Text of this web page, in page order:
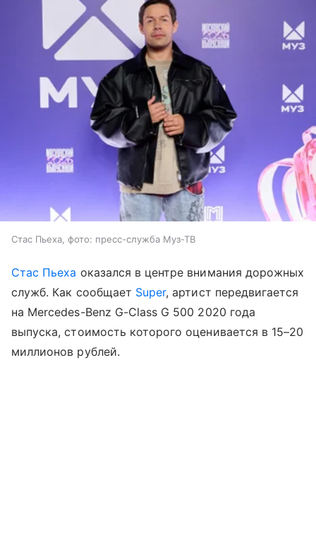
Стас Пьеха, фото: пресс-служба Муз-ТВ
Стас Пьеха оказался в центре внимания дорожных
служб. Как сообщает Super, артист передвигается
на Mercedes-Benz G-Class G 500 2020 года
выпуска, стоимость которого оценивается в 15–20
миллионов рублей.